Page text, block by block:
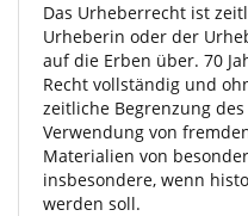
Das Urheberrecht ist
Urheberin oder der
auf die Erben über. 70
Recht vollständig und
zeitliche Begrenzung
Verwendung von
Materialien von
insbesondere, wenn
werden soll.